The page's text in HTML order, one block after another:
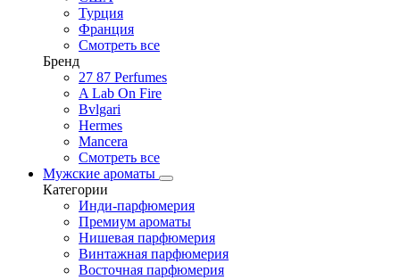
Турция
Франция
Смотреть все
Бренд
27 87 Perfumes
A Lab On Fire
Bvlgari
Hermes
Mancera
Смотреть все
Мужские ароматы
Категории
Инди-парфюмерия
Премиум ароматы
Нишевая парфюмерия
Винтажная парфюмерия
Восточная парфюмерия